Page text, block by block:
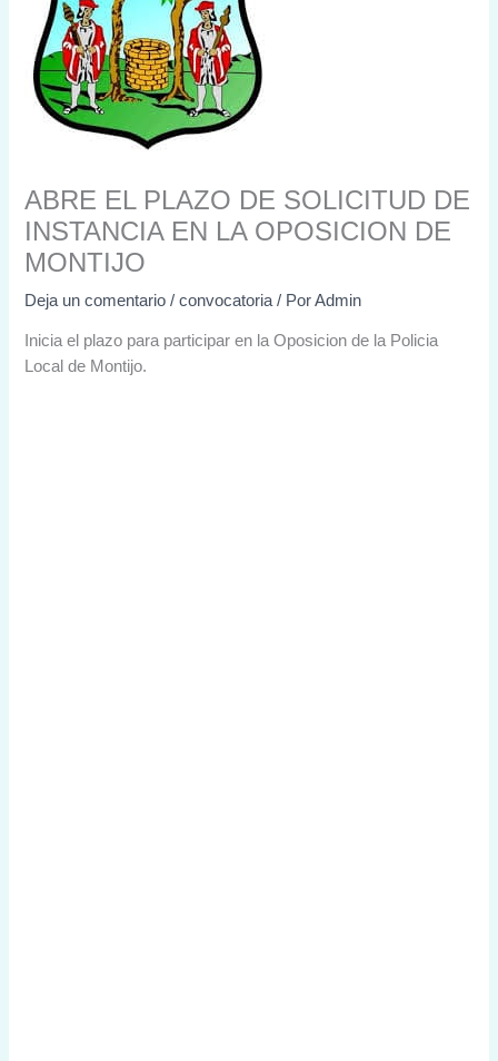
ABRE EL PLAZO DE SOLICITUD DE
INSTANCIA EN LA OPOSICION DE
MONTIJO
Deja un comentario /convocatoria / PorAdmin
Inicia el plazo para participar en la Oposicion de la Policia
Local de Montijo.